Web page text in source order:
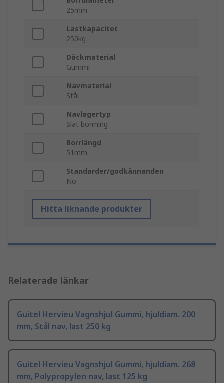
25mm
Lastkapacitet
250kg
Däckmaterial
Gummi
Navmaterial
Stål
Navlagertyp
Slät borrning
Borrlängd
51mm
Standarder/godkännanden
No
Hitta liknande produkter
Relaterade länkar
Guitel Hervieu Vagnshjul Gummi, hjuldiam. 200
mm, Stål nav, last 250 kg
Guitel Hervieu Vagnshjul Gummi, hjuldiam. 268
mm, Polypropylen nav, last 125 kg